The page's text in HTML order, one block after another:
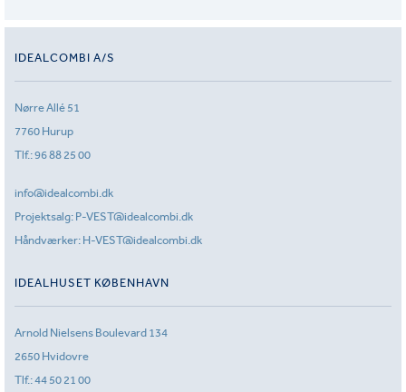
IDEALCOMBI A/S
Nørre Allé 51
7760 Hurup
Tlf.:96 88 25 00
info@idealcombi.dk
Projektsalg: P-VEST@idealcombi.dk
Håndværker: H-VEST@idealcombi.dk
IDEALHUSET KØBENHAVN
Arnold Nielsens Boulevard 134
2650 Hvidovre
Tlf.:44 50 21 00